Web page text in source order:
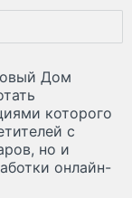
Дом
которого
с
но и
онлайн-